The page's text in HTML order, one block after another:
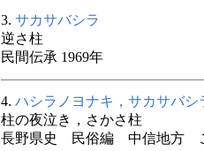
3. サカサバシラ
逆さ柱
民間伝承 1969年
4. ハシラノヨナキ，サカサバシ
柱の夜泣き，さかさ柱
長野県史 民俗編 中信地方 こ